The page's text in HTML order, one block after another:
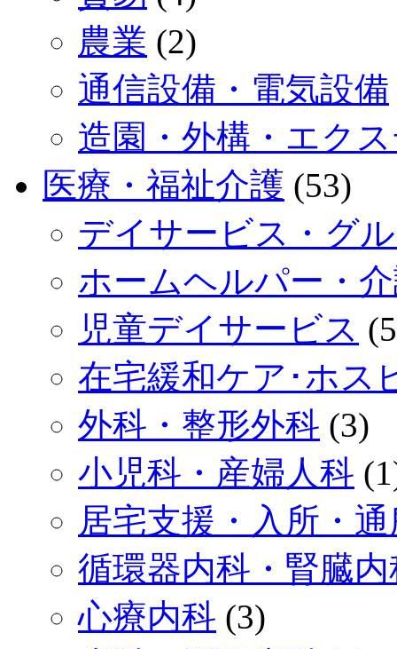
農業 (2)
通信設備・電気設備
造園・外構・エク
医療・福祉介護 (53)
デイサービス・グ
ホームヘルパー・
児童デイサービス
在宅緩和ケア･ホス
外科・整形外科 (3)
小児科・産婦人科
居宅支援・入所・
循環器内科・腎臓内
心療内科 (3)